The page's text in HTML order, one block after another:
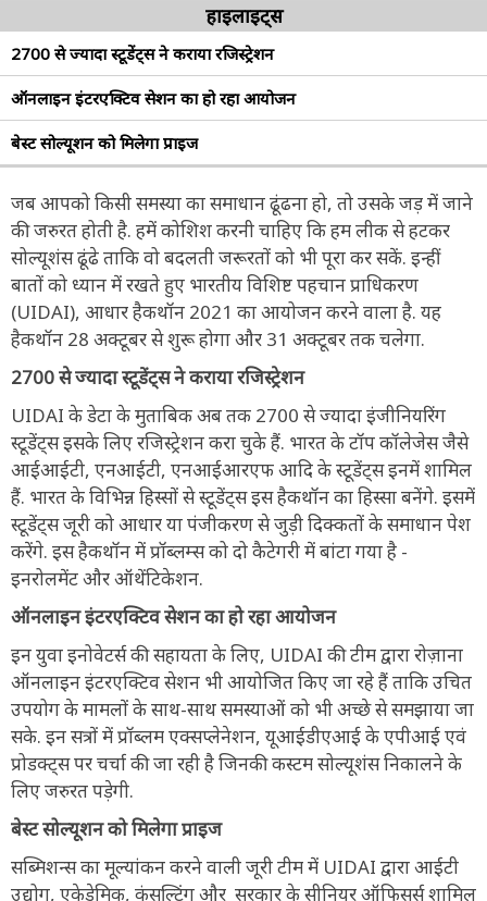
हाइलाइट्स
2700 से ज्यादा स्टूडेंट्स ने कराया रजिस्ट्रेशन
ऑनलाइन इंटरएक्टिव सेशन का हो रहा आयोजन
बेस्ट सोल्यूशन को मिलेगा प्राइज
जब आपको किसी समस्या का समाधान ढूंढना हो, तो उसके जड़ में जाने
की जरुरत होती है. हमें कोशिश करनी चाहिए कि हम लीक से हटकर
सोल्यूशंस ढूंढे ताकि वो बदलती जरूरतों को भी पूरा कर सकें. इन्हीं
बातों को ध्यान में रखते हुए भारतीय विशिष्ट पहचान प्राधिकरण
(UIDAI), आधार हैकथॉन 2021 का आयोजन करने वाला है. यह
हैकथॉन 28 अक्टूबर से शुरू होगा और 31 अक्टूबर तक चलेगा.
2700 से ज्यादा स्टूडेंट्स ने कराया रजिस्ट्रेशन
UIDAI के डेटा के मुताबिक अब तक 2700 से ज्यादा इंजीनियरिंग
स्टूडेंट्स इसके लिए रजिस्ट्रेशन करा चुके हैं. भारत के टॉप कॉलेजेस जैसे
आईआईटी, एनआईटी, एनआईआरएफ आदि के स्टूडेंट्स इनमें शामिल
हैं. भारत के विभिन्न हिस्सों से स्टूडेंट्स इस हैकथॉन का हिस्सा बनेंगे. इसमें
स्टूडेंट्स जूरी को आधार या पंजीकरण से जुड़ी दिक्कतों के समाधान पेश
करेंगे. इस हैकथॉन में प्रॉब्लम्स को दो कैटेगरी में बांटा गया है -
इनरोलमेंट और ऑथेंटिकेशन.
ऑनलाइन इंटरएक्टिव सेशन का हो रहा आयोजन
इन युवा इनोवेटर्स की सहायता के लिए, UIDAI की टीम द्वारा रोज़ाना
ऑनलाइन इंटरएक्टिव सेशन भी आयोजित किए जा रहे हैं ताकि उचित
उपयोग के मामलों के साथ-साथ समस्याओं को भी अच्छे से समझाया जा
सके. इन सत्रों में प्रॉब्लम एक्सप्लेनेशन, यूआईडीएआई के एपीआई एवं
प्रोडक्ट्स पर चर्चा की जा रही है जिनकी कस्टम सोल्यूशंस निकालने के
लिए जरुरत पड़ेगी.
बेस्ट सोल्यूशन को मिलेगा प्राइज
सब्मिशन्स का मूल्यांकन करने वाली जूरी टीम में UIDAI द्वारा आईटी
उद्योग, एकेडेमिक, कंसल्टिंग और सरकार के सीनियर ऑफिसर्स शामिल